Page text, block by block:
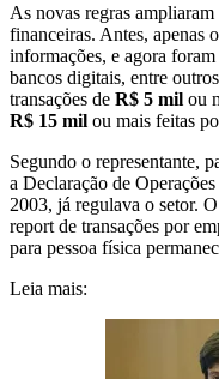
As novas regras
financeiras. Antes, apenas
informações, e agora
bancos digitais, entre
transações de R$ 5 mil ou
R$ 15 mil ou mais feitas
Segundo o representante,
a Declaração de
2003, já regulava o setor.
report de transações por
para pessoa física
Leia mais: